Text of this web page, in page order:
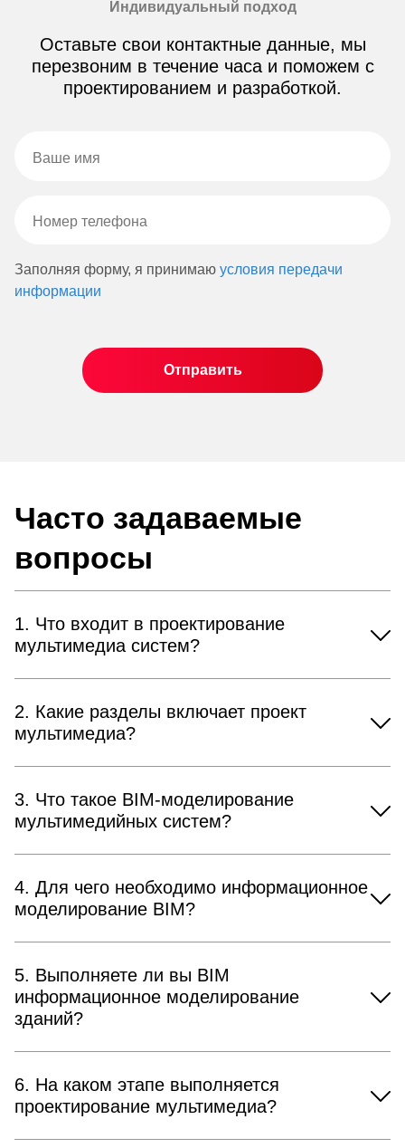
Индивидуальный подход
Оставьте свои контактные данные, мы
перезвоним в течение часа и поможем с
проектированием и разработкой.
Заполняя форму, я принимаю условия передачи
информации
Часто задаваемые
вопросы
1. Что входит в проектирование
мультимедиа систем?
2. Какие разделы включает проект
мультимедиа?
3. Что такое BIM-моделирование
мультимедийных систем?
4. Для чего необходимо информационное
моделирование BIM?
5. Выполняете ли вы BIM
информационное моделирование
зданий?
6. На каком этапе выполняется
проектирование мультимедиа?